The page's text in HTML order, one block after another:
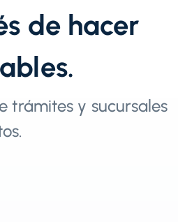
de hacer
trámites y sucursales